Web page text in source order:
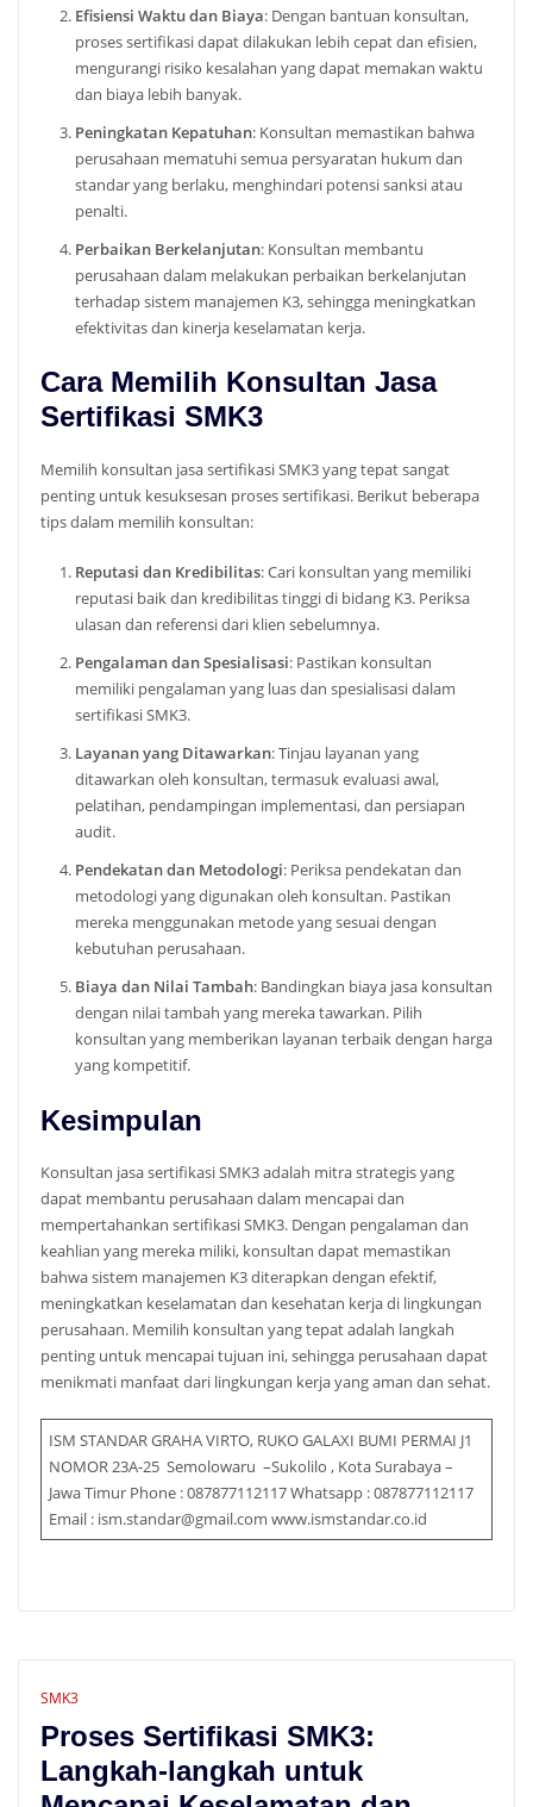
Efisiensi Waktu dan Biaya: Dengan bantuan konsultan,
proses sertifikasi dapat dilakukan lebih cepat dan efisien,
mengurangi risiko kesalahan yang dapat memakan waktu
dan biaya lebih banyak.
Peningkatan Kepatuhan: Konsultan memastikan bahwa
perusahaan mematuhi semua persyaratan hukum dan
standar yang berlaku, menghindari potensi sanksi atau
penalti.
Perbaikan Berkelanjutan: Konsultan membantu
perusahaan dalam melakukan perbaikan berkelanjutan
terhadap sistem manajemen K3, sehingga meningkatkan
efektivitas dan kinerja keselamatan kerja.
Cara Memilih Konsultan Jasa
Sertifikasi SMK3
Memilih konsultan jasa sertifikasi SMK3 yang tepat sangat
penting untuk kesuksesan proses sertifikasi. Berikut beberapa
tips dalam memilih konsultan:
Reputasi dan Kredibilitas: Cari konsultan yang memiliki
reputasi baik dan kredibilitas tinggi di bidang K3. Periksa
ulasan dan referensi dari klien sebelumnya.
Pengalaman dan Spesialisasi: Pastikan konsultan
memiliki pengalaman yang luas dan spesialisasi dalam
sertifikasi SMK3.
Layanan yang Ditawarkan: Tinjau layanan yang
ditawarkan oleh konsultan, termasuk evaluasi awal,
pelatihan, pendampingan implementasi, dan persiapan
audit.
Pendekatan dan Metodologi: Periksa pendekatan dan
metodologi yang digunakan oleh konsultan. Pastikan
mereka menggunakan metode yang sesuai dengan
kebutuhan perusahaan.
Biaya dan Nilai Tambah: Bandingkan biaya jasa konsultan
dengan nilai tambah yang mereka tawarkan. Pilih
konsultan yang memberikan layanan terbaik dengan harga
yang kompetitif.
Kesimpulan
Konsultan jasa sertifikasi SMK3 adalah mitra strategis yang
dapat membantu perusahaan dalam mencapai dan
mempertahankan sertifikasi SMK3. Dengan pengalaman dan
keahlian yang mereka miliki, konsultan dapat memastikan
bahwa sistem manajemen K3 diterapkan dengan efektif,
meningkatkan keselamatan dan kesehatan kerja di lingkungan
perusahaan. Memilih konsultan yang tepat adalah langkah
penting untuk mencapai tujuan ini, sehingga perusahaan dapat
menikmati manfaat dari lingkungan kerja yang aman dan sehat.
ISM STANDAR GRAHA VIRTO, RUKO GALAXI BUMI PERMAI J1
NOMOR 23A-25 Semolowaru –Sukolilo , Kota Surabaya –
Jawa Timur Phone : 087877112117 Whatsapp : 087877112117
Email : ism.standar@gmail.com www.ismstandar.co.id
SMK3
Proses Sertifikasi SMK3:
Langkah-langkah untuk